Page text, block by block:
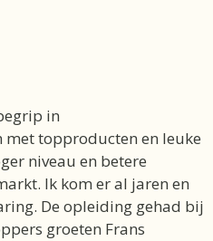
in
met topproducten en leuke
niveau en betere
Ik kom er al jaren en
De opleiding gehad bij
groeten Frans